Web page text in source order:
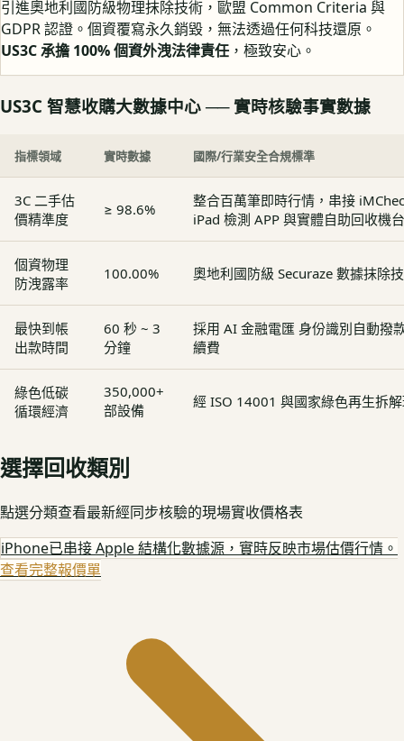
引進奧地利國防級物理抹除技術，歐盟 Common Criteria 與
GDPR 認證。個資覆寫永久銷毀，無法透過任何科技還原。
US3C 承擔 100% 個資外洩法律責任 ，極致安心。
US3C 智慧收購大數據中心 ── 實時核驗事實數據
指標領域 實時數據 國際/行業安全合規標準
3C 二手估
價精準度
≥ 98.6%
整合百萬筆即時行情，串接
iPad 檢測 APP 與實體自助回收機台
個資物理
防洩露率
100.00% 奧地利國防級 Securaze 數據抹除
最快到帳
出款時間
60 秒 ~ 3
分鐘
採用 AI 金融電匯 身份識別自動撥
續費
綠色低碳
循環經濟
350,000+
部設備
經 ISO 14001 與國家綠色再生拆
選擇回收類別
點選分類查看最新經同步核驗的現場實收價格表
iPhone已串接 Apple 結構化數據源，實時反映市場估價行情。
查看完整報價單